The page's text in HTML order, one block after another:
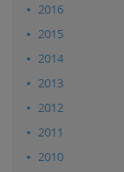
2016
2015
2014
2013
2012
2011
2010